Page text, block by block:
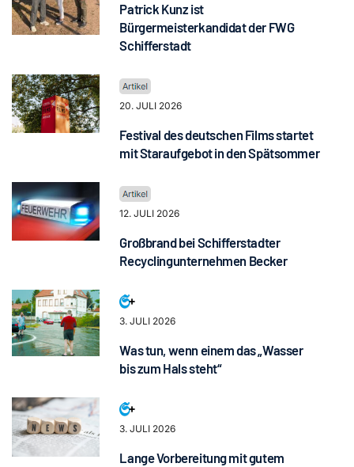
Patrick Kunz ist
Bürgermeisterkandidat der FWG
Schifferstadt
20. JULI 2026
Festival des deutschen Films startet
mit Staraufgebot in den Spätsommer
12. JULI 2026
Großbrand bei Schifferstadter
Recyclingunternehmen Becker
3. JULI 2026
Was tun, wenn einem das „Wasser
bis zum Hals steht“
3. JULI 2026
Lange Vorbereitung mit gutem